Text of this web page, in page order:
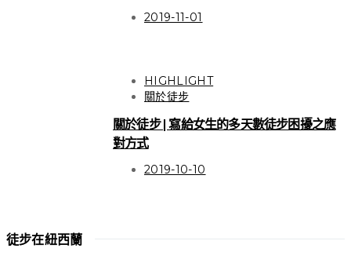
2019-11-01
HIGHLIGHT
關於徒步
關於徒步 | 寫給女生的多天數徒步困擾之應
對方式
2019-10-10
徒步在紐西蘭